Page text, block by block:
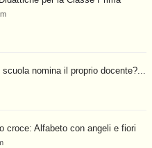
nomina il proprio docente?...
croce: Alfabeto con angeli e fiori